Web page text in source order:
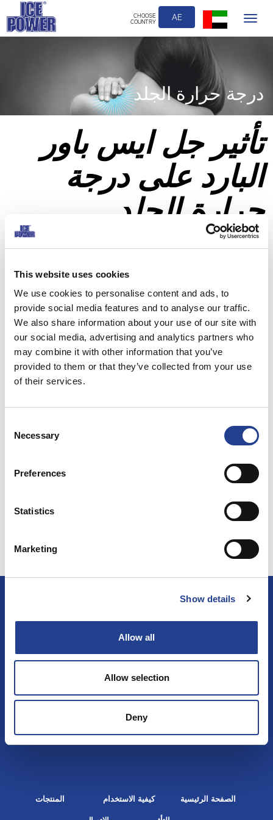
This website uses cookies
We use cookies to personalise content and ads, to
provide social media features and to analyse our traffic.
We also share information about your use of our site with
our social media, advertising and analytics partners who
may combine it with other information that you’ve
provided to them or that they’ve collected from your use
of their services.
Selection
Necessary
Preferences
Statistics
Marketing
Show details
Allow all
Allow selection
Deny
CHOOSE
COUNTRY AE
Toggle
درجة حرارة الجلد
تأثير جل ايس باور
البارد على درجة
حرارة الجلد
حرارة الجلد من 5 إلى 7 درجات سليزيوس. تأثير التبريد البدني للمنثول
والإيثانول أطول من تأثير علاج نزلات البرد التقليدي، لذلك أصبح تخفيف
الألم أكثر فاعلية.
نبذة: المعهد العالمي للألم 4-6-2-2012:”” تم التحقق من آثار الجل البارد
المتزامن””، إيراكسينين أو. إيه آل.
تابعنا
©2020 FYSIOLINE OY PHARMA
الصفحة الرئيسية كيفية الاستخدام
المنتجات